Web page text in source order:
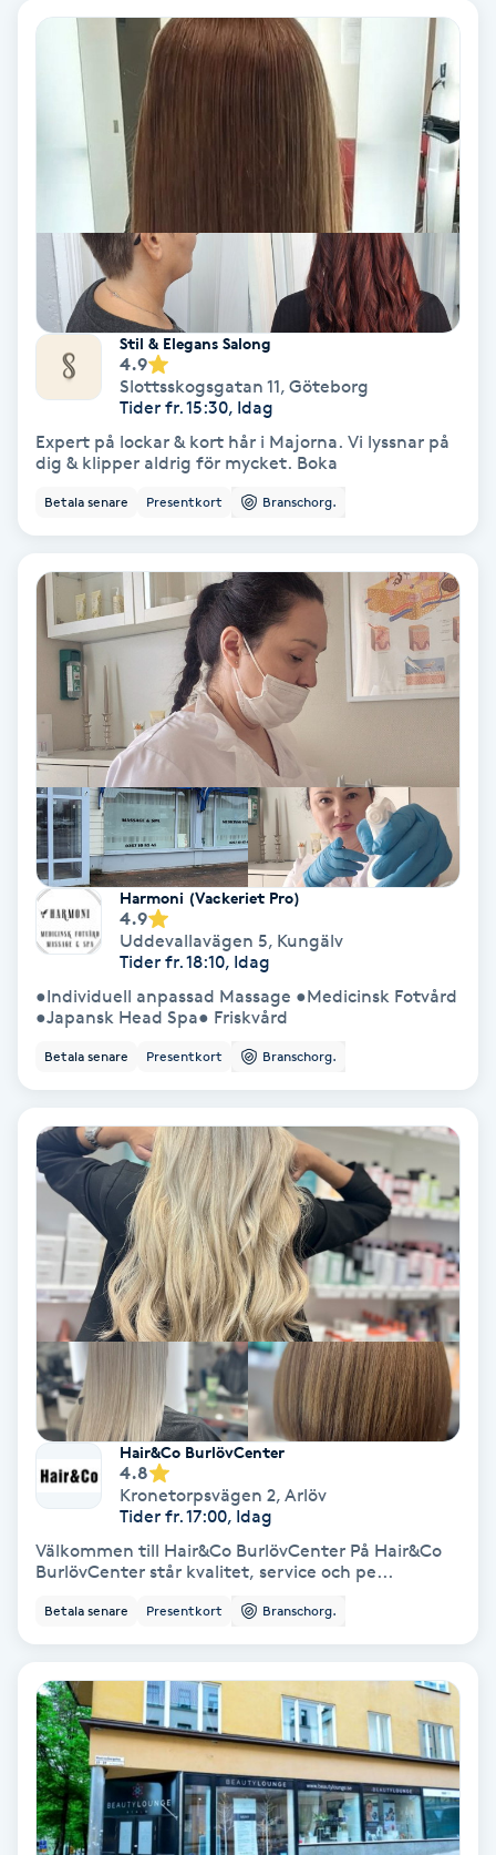
Ansiktsbehandling djuprengörande
Babylights
Bambumassage
Barber
Barnklippning
Brynformning
Brynfärgning
Brynplockning
Bröllopsuppsättning
Celluliter
Coachning
Color correction
Cryoterapi
Damklippning
Dermapen
Diamantslipning
Enzympeeling
Extensions
Extensions borttagning
Eyeliner-tatuering
Face framing
Faceliftmassage
Fet hårbotten
Fettreducering
Stil & Elegans Salong
4.9
Slottsskogsgatan 11, Göteborg
Tider fr. 15:30, Idag
Expert på lockar & kort hår i Majorna. Vi lyssnar på
dig & klipper aldrig för mycket. Boka
Betala senare Presentkort Branschorg.
Harmoni (Vackeriet Pro)
4.9
Uddevallavägen 5, Kungälv
Tider fr. 18:10, Idag
●Individuell anpassad Massage ●Medicinsk Fotvård
●Japansk Head Spa● Friskvård
Betala senare Presentkort Branschorg.
Hair&Co BurlövCenter
4.8
Kronetorpsvägen 2, Arlöv
Tider fr. 17:00, Idag
Välkommen till Hair&Co BurlövCenter På Hair&Co
BurlövCenter står kvalitet, service och pe...
Betala senare Presentkort Branschorg.